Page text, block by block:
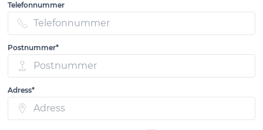
Telefonnummer
Postnummer*
Adress*